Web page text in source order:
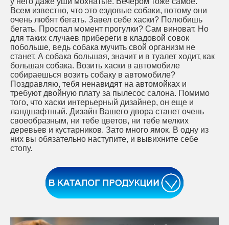
Всем известно, что это ездовые собаки, потому они
очень любят бегать. Завел себе хаски? Полюбишь
бегать. Проспал момент прогулки? Сам виноват. Но
для таких случаев прибереги в кладовой совок
побольше, ведь собака мучить свой организм не
станет. А собака большая, значит и в туалет ходит, как
большая собака. Возить хаски в автомобиле
собираешься возить собаку в автомобиле?
Поздравляю, тебя ненавидят на автомойках и
требуют двойную плату за пылесос салона. Помимо
того, что хаски интерьерный дизайнер, он еще и
ландшафтный. Дизайн Вашего двора станет очень
своеобразным, ни тебе цветов, ни тебе мелких
деревьев и кустарников. Зато много ямок. В одну из
них вы обязательно наступите, и вывихните себе
стопу.